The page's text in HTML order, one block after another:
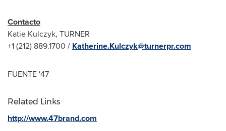
Contacto
Katie Kulczyk, TURNER
+1 (212) 889.1700 / Katherine.Kulczyk@turnerpr.com
FUENTE '47
Related Links
http://www.47brand.com